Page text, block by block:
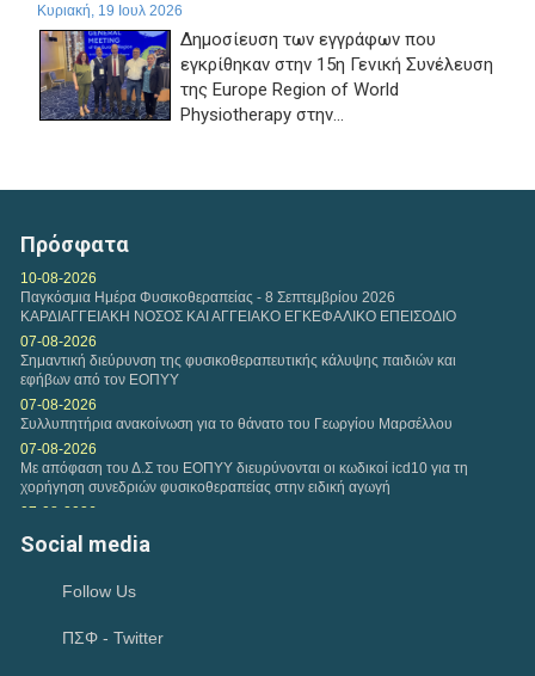
Κυριακή, 19 Ιουλ 2026
Δημοσίευση των εγγράφων που
εγκρίθηκαν στην 15η Γενική Συνέλευση
της Europe Region of World
Physiotherapy στην...
Πρόσφατα
10-08-2026
Παγκόσμια Ημέρα Φυσικοθεραπείας - 8 Σεπτεμβρίου 2026
ΚΑΡΔΙΑΓΓΕΙΑΚΗ ΝΟΣΟΣ ΚΑΙ ΑΓΓΕΙΑΚΟ ΕΓΚΕΦΑΛΙΚΟ ΕΠΕΙΣΟΔΙΟ
07-08-2026
Σημαντική διεύρυνση της φυσικοθεραπευτικής κάλυψης παιδιών και
εφήβων από τον ΕΟΠΥΥ
07-08-2026
Συλλυπητήρια ανακοίνωση για το θάνατο του Γεωργίου Μαρσέλλου
07-08-2026
Με απόφαση του Δ.Σ του ΕΟΠΥΥ διευρύνονται οι κωδικοί icd10 για τη
χορήγηση συνεδριών φυσικοθεραπείας στην ειδική αγωγή
07-08-2026
Μνημόνιο Συνεργασίας μεταξύ του Υπουργείου Ψηφιακής Διακυβέρνησης
και Τεχνητής Νοημοσύνης και του Πανελλήνιου...
Συνάντηση αντιπροσωπείας του Κ.Δ.Σ με τον Υφυπουργό Παιδείας
04-08-2026
Social media
Follow Us
ΠΣΦ - Twitter